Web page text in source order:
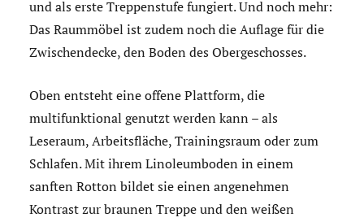
und als erste Treppenstufe fungiert. Und noch mehr:
Das Raummöbel ist zudem noch die Auflage für die
Zwischendecke, den Boden des Obergeschosses.
Oben entsteht eine offene Plattform, die
multifunktional genutzt werden kann – als
Leseraum, Arbeitsfläche, Trainingsraum oder zum
Schlafen. Mit ihrem Linoleumboden in einem
sanften Rotton bildet sie einen angenehmen
Kontrast zur braunen Treppe und den weißen